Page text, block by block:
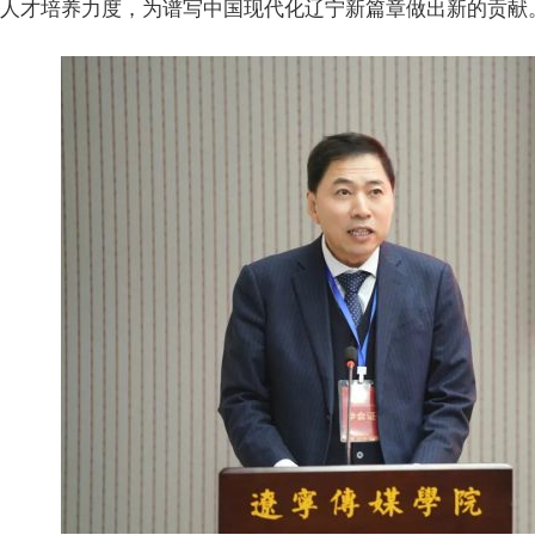
才培养力度，为谱写中国现代化辽宁新篇章做出新的贡献